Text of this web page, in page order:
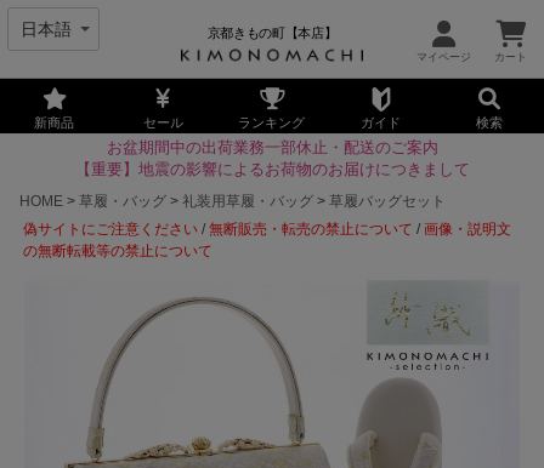
京都きもの町【本店】
新商品 セール ランキング ガイド 検索
お盆期間中の出荷業務一部休止・配送のご案内
【重要】地震の影響によるお荷物のお届けにつきまして
HOME
草履・バッグ 礼装用草履・バッグ
草履バッグセット
偽サイトにご注意ください /無断販売・転売の禁止について /画像・説明文
の無断転載等の禁止について